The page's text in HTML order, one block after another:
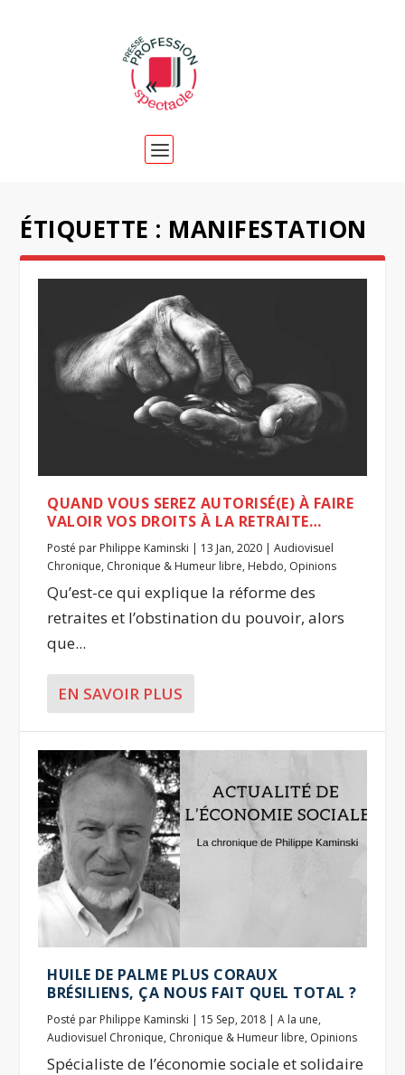
ÉTIQUETTE : MANIFESTATION
QUAND VOUS SEREZ AUTORISÉ(E) À FAIRE
VALOIR VOS DROITS À LA RETRAITE…
Posté par Philippe Kaminski | 13 Jan, 2020 |Audiovisuel
Chronique, Chronique & Humeur libre, Hebdo, Opinions
Qu’est-ce qui explique la réforme des
retraites et l’obstination du pouvoir, alors
que...
EN SAVOIR PLUS
HUILE DE PALME PLUS CORAUX
BRÉSILIENS, ÇA NOUS FAIT QUEL TOTAL ?
Posté par Philippe Kaminski | 15 Sep, 2018 |A la une,
Audiovisuel Chronique, Chronique & Humeur libre, Opinions
Spécialiste de l’économie sociale et solidaire